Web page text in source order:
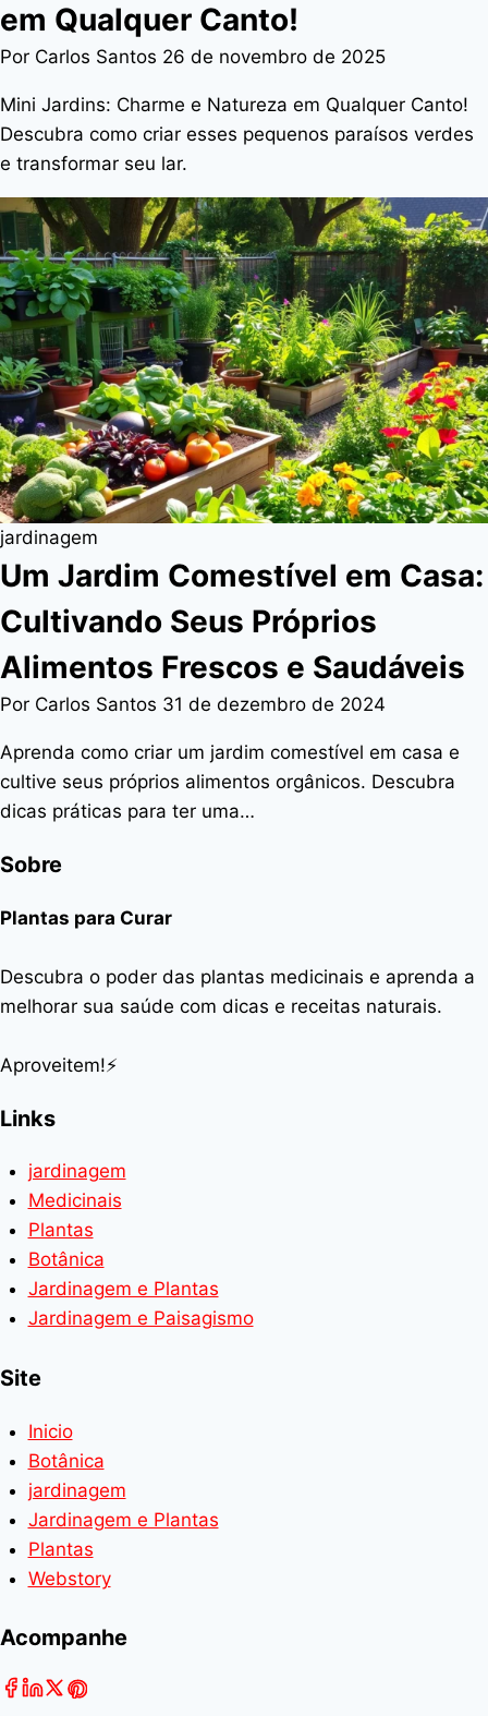
em Qualquer Canto!
Por Carlos Santos 26 de novembro de 2025
Mini Jardins: Charme e Natureza em Qualquer Canto!
Descubra como criar esses pequenos paraísos verdes
e transformar seu lar.
jardinagem
Um Jardim Comestível em Casa:
Cultivando Seus Próprios
Alimentos Frescos e Saudáveis
Por Carlos Santos 31 de dezembro de 2024
Aprenda como criar um jardim comestível em casa e
cultive seus próprios alimentos orgânicos. Descubra
dicas práticas para ter uma…
Sobre
Plantas para Curar
Descubra o poder das plantas medicinais e aprenda a
melhorar sua saúde com dicas e receitas naturais.
Aproveitem!⚡
Links
jardinagem
Medicinais
Plantas
Botânica
Jardinagem e Plantas
Jardinagem e Paisagismo
Site
Inicio
Botânica
jardinagem
Jardinagem e Plantas
Plantas
Webstory
Acompanhe